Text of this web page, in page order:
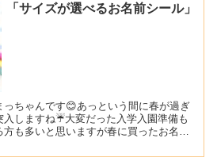
「サイズが選べるお名前シール」
っちゃんです😊あっという間に春が過ぎ
しますね☔️大変だった入学入園準備も
も多いと思いますが春に買ったお名前